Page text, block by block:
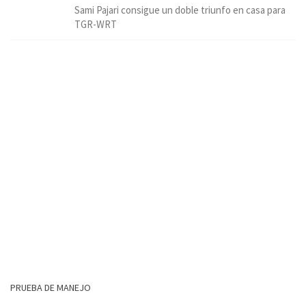
Sami Pajari consigue un doble triunfo en casa para
TGR-WRT
PRUEBA DE MANEJO